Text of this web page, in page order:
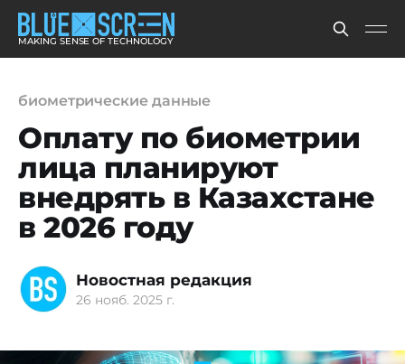
MAKING SENSE OF TECHNOLOGY
биометрические данные
Оплату по биометрии
лица планируют
внедрять в Казахстане
в 2026 году
Новостная редакция
26 нояб. 2025 г.